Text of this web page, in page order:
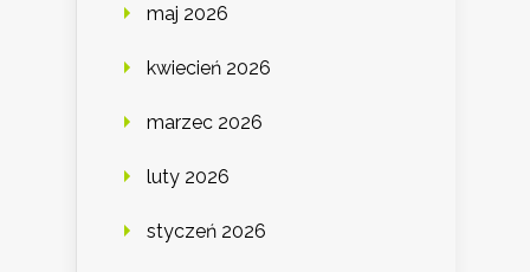
maj 2026
kwiecień 2026
marzec 2026
luty 2026
styczeń 2026